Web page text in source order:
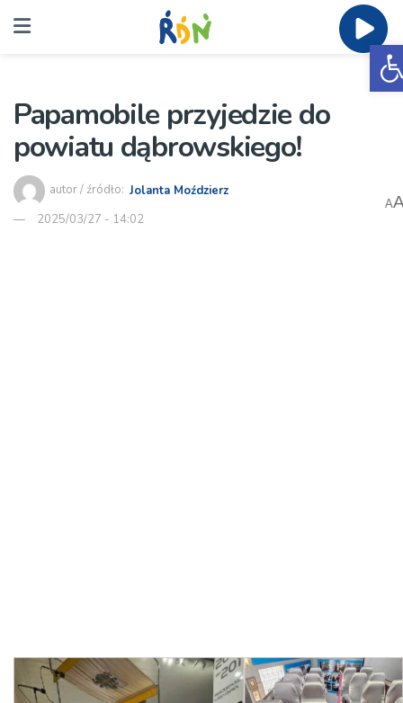
Papamobile przyjedzie do
powiatu dąbrowskiego!
autor / źródło: Jolanta Moździerz
2025/03/27 - 14:02
A